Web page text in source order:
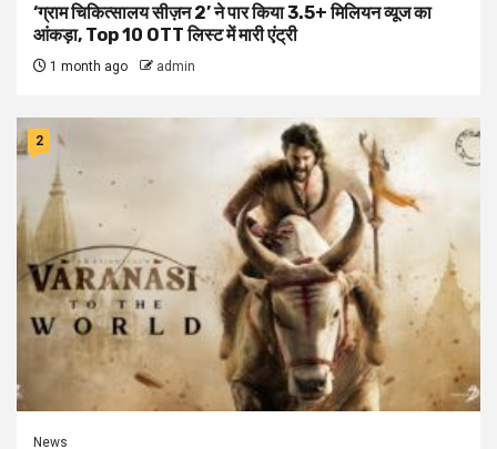
‘ग्राम चिकित्सालय सीज़न 2’ ने पार किया 3.5+ मिलियन व्यूज का
आंकड़ा, Top 10 OTT लिस्ट में मारी एंट्री
1 month ago admin
2
News